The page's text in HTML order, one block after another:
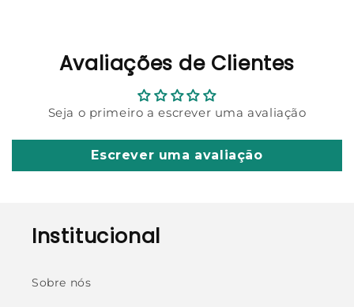
Avaliações de Clientes
Seja o primeiro a escrever uma avaliação
Escrever uma avaliação
Institucional
Sobre nós